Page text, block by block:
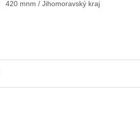
420 mnm / Jihomoravský kraj